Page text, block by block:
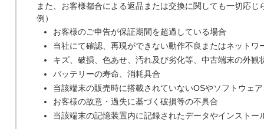
また、お客様都合による返品または交換に関しても一切応じ
例）
お客様のご申告が保証期間を超過している場合
当社にて確認、再現ができない動作不良またはネット
キズ、破損、色あせ、汚れ及び劣化等、中古端末の外観
バッテリーの寿命、消耗具合
当該端末の販売時に搭載されていないOSやソフトウェ
お客様の故意・過失に基づく破損等の不具合
当該端末の記憶装置内に記録されたデータやインスト